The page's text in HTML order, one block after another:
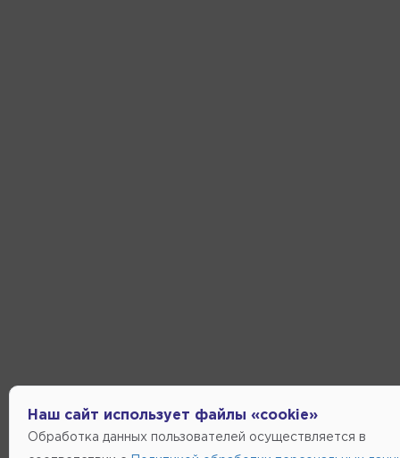
Наш сайт использует файлы «cookie»
Обработка данных пользователей осуществляется в